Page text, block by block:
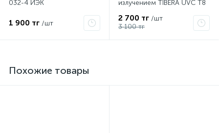
032-4 ИЭК
1 900 тг /шт
излучением TIBERA UVC T8
2 700 тг /шт
3 100 тг
Похожие товары